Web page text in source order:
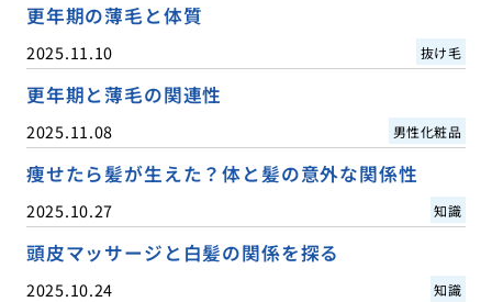
更年期の薄毛と体質
2025.11.10 抜け毛
更年期と薄毛の関連性
2025.11.08 男性化粧品
痩せたら髪が生えた？体と髪の意外な関係性
2025.10.27 知識
頭皮マッサージと白髪の関係を探る
2025.10.24 知識